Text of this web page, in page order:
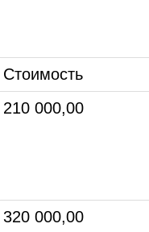
Стоимость
210 000,00
320 000,00